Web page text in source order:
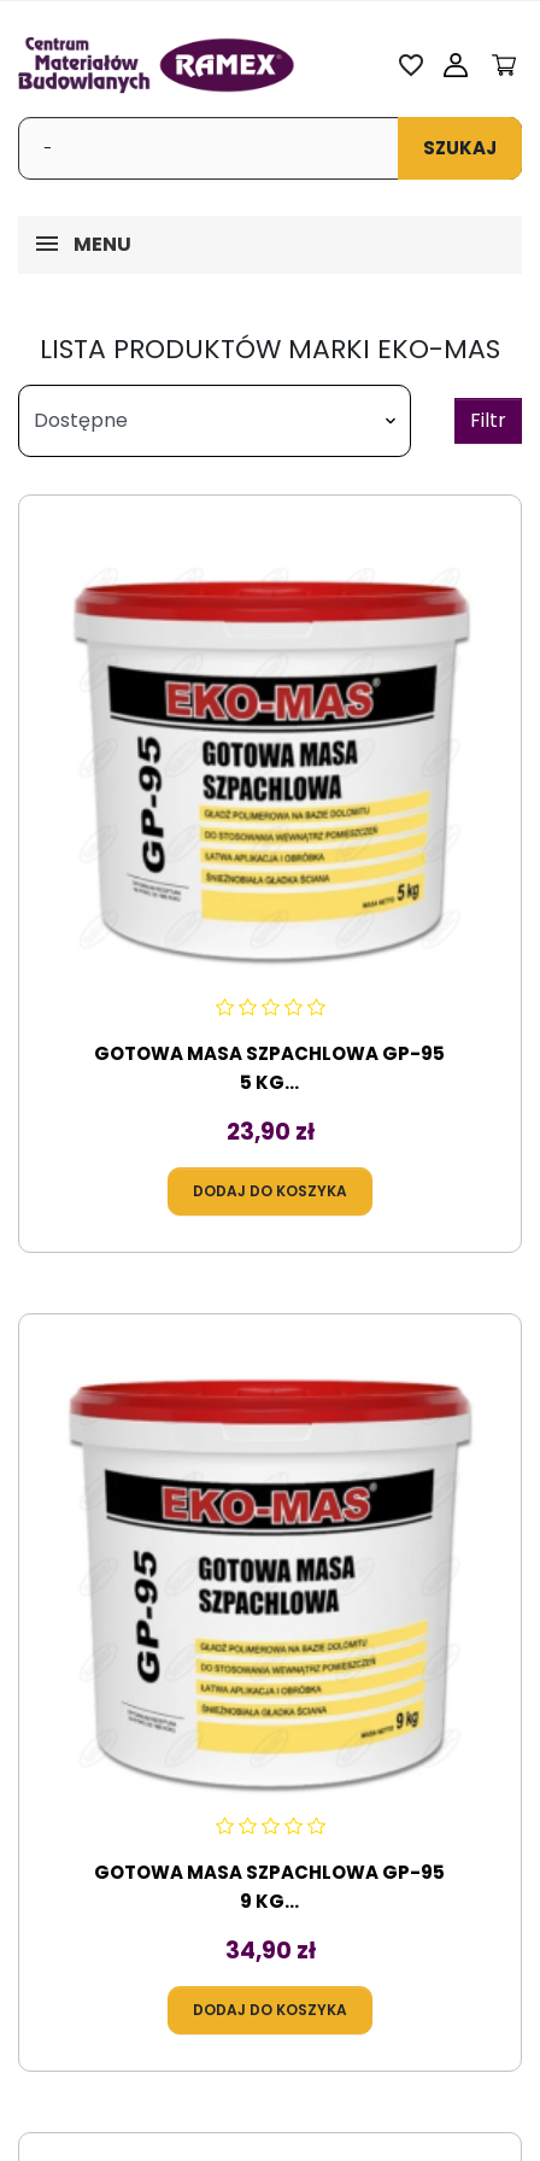
SZUKAJ
favorite_border
MENU
LISTA PRODUKTÓW MARKI EKO-MAS
Filtr
GOTOWA MASA SZPACHLOWA GP-95
5 KG...
Cena
23,90 zł
DODAJ DO KOSZYKA
GOTOWA MASA SZPACHLOWA GP-95
9 KG...
Cena
34,90 zł
DODAJ DO KOSZYKA